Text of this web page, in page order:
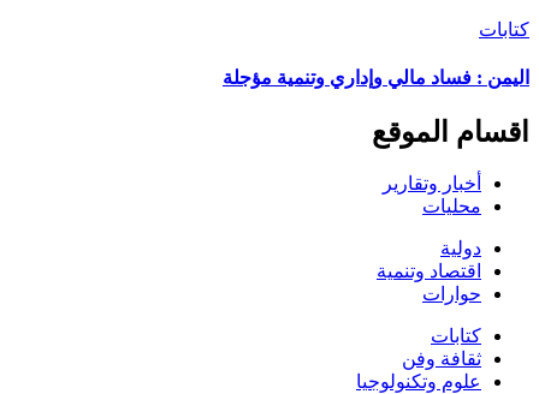
كتابات
اليمن : فساد مالي وإداري وتنمية مؤجلة
اقسام الموقع
أخبار وتقارير
محليات
دولية
اقتصاد وتنمية
حوارات
كتابات
ثقافة وفن
علوم وتكنولوجيا